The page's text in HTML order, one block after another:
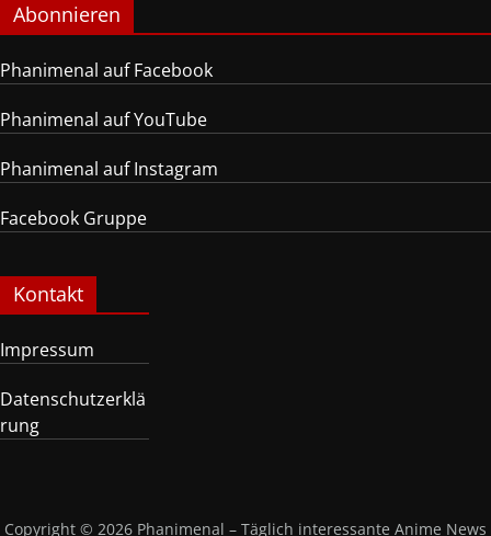
Abonnieren
Phanimenal auf Facebook
Phanimenal auf YouTube
Phanimenal auf Instagram
Facebook Gruppe
Kontakt
Impressum
Datenschutzerklä
rung
Copyright © 2026 Phanimenal – Täglich interessante Anime News